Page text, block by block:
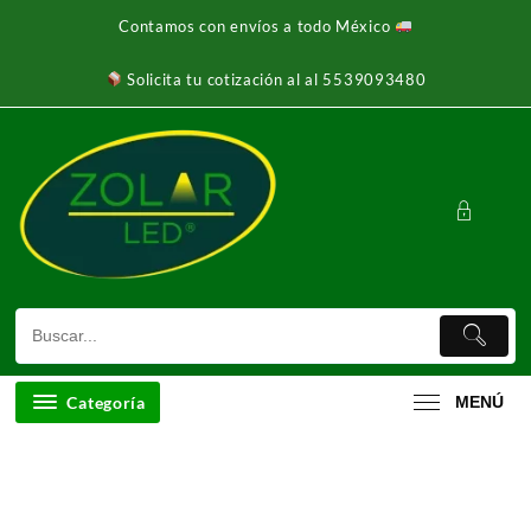
Contamos con envíos a todo México
Solicita tu cotización al al 5539093480
Categoría MENÚ